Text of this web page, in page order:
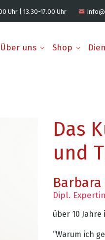
Uhr | 13.30-17.00 Uhr
Über uns Shop
Das
und
Dipl.
über 10 Jahre
“Warum ich